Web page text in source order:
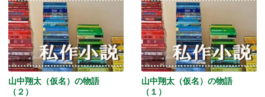
山中翔太（仮名）の物語
（２）
山中翔太（仮名）の物語
（１）